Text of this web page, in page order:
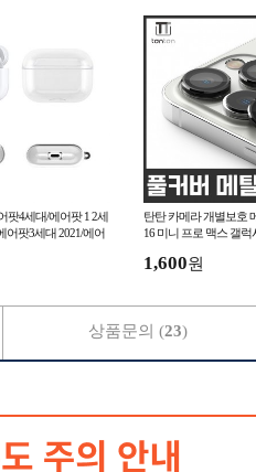
팟4세대/에어팟 1 2세
어팟3세대 2021/에어
탄탄 카메라 개별보호
16 미니 프로 맥스 갤럭
1,600원
상품문의 (23)